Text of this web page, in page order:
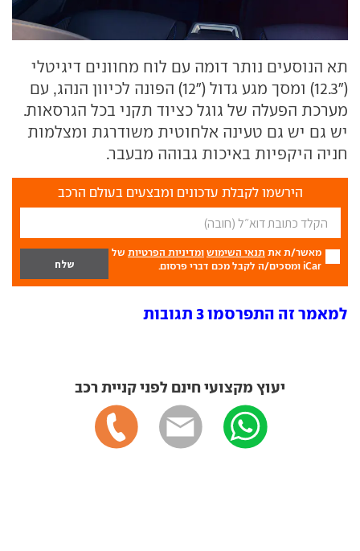
תא הנוסעים נותר דומה עם לוח מחוונים דיגיטלי
("12.3) ומסך מגע גדול ("12) הפונה לכיוון הנהג, עם
מערכת הפעלה של גוגל כציוד תקני בכל הגרסאות.
יש גם יש גם טעינה אלחוטית משודרגת ומצלמות
חניה היקפיות באיכות גבוהה מבעבר.
הירשמו לקבלת עדכונים ומבצעים בעולם הרכב
מאשר/ת את תנאי השימוש ומדיניות הפרטיות של
iCar ומסכים/ה לקבל מכם דברי פרסום.
למאמר זה התפרסמו 3 תגובות
יעוץ מקצועי חינם לפני קניית רכב